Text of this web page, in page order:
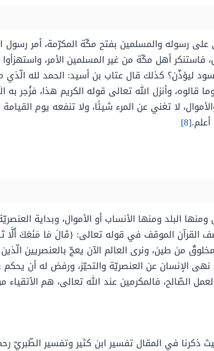
على رسوله والمسلمين بفتح مكّة المكرّمة، أمر رسول
أهل مكّة من غير المسلمين الأمر، واستهزأوا
ليؤذّن؟ كذلك قال عتاب بن أسيد: الحمد لله
وأنزل الله تعالى قوله الكريم هذا، فزُجر
لا تغني عن المرء شيئًا، ولا تنفعه يوم
[8]
البلد ومنها الأنساب أو الأموال، وبداية
القرآن الموقف في قوله تعالى: {قَالَ مَا مَنَعَكَ أَلَّا
من طين، ونرى العالم الآن يعجّ بالعنصريين
الإنسان عن العنصريّة والتحيّز، ورفض له أن
فالمكرمين عند الله تعالى، هم الأتقياء
ذكرنا في المقال تفسير ابن كثير وتفسير الطّبريّ